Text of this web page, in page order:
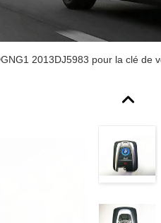
2013DJ5983 pour la clé de